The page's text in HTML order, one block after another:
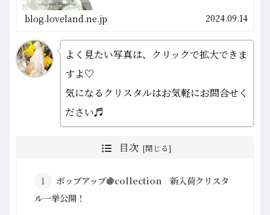
blog.loveland.ne.jp 2024.09.14
よく見たい写真は、クリックで拡大できま
すよ♡
気になるクリスタルはお気軽にお問合せく
ださい♬
目次
ポップアップ🍇collection 新入荷クリスタ
ル一挙公開！